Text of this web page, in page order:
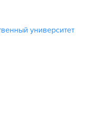
университет